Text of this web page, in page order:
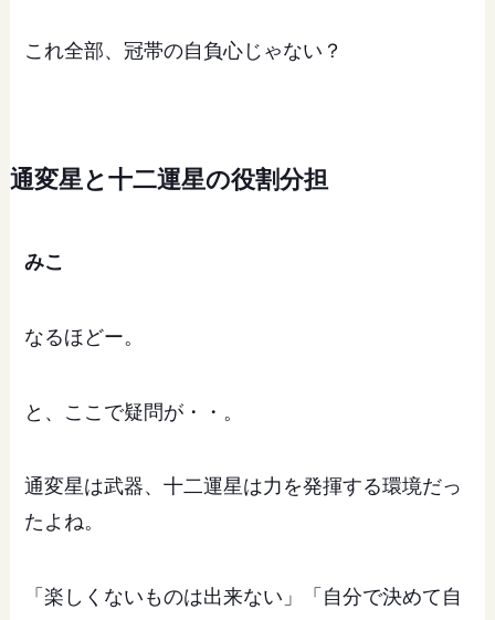
これ全部、冠帯の自負心じゃない？
通変星と十二運星の役割分担
みこ
なるほどー。
と、ここで疑問が・・。
通変星は武器、十二運星は力を発揮する環境だっ
たよね。
「楽しくないものは出来ない」「自分で決めて自